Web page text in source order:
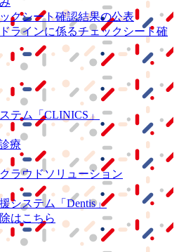
クシート確認結果の公表
ラインに係るチェックシート確
テム
「CLINICS」
療
ラウドソリューション
システム
「Dentis」
はこちら